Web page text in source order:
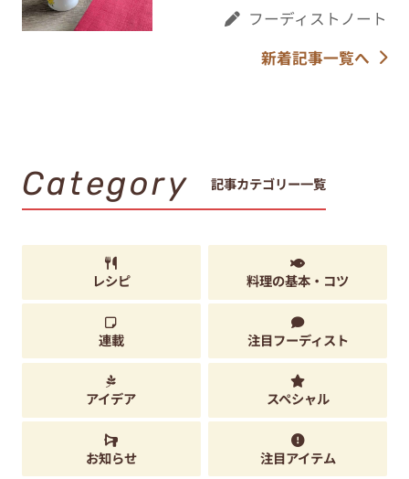
フーディストノート
新着記事一覧へ
Category 記事カテゴリー一覧
レシピ 料理の基本・コツ
連載 注目フーディスト
アイデア スペシャル
お知らせ 注目アイテム